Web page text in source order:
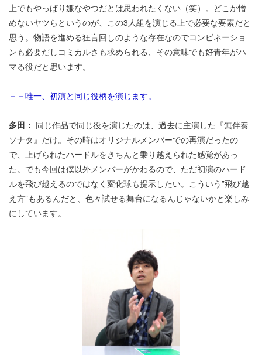
上でもやっぱり嫌なやつだとは思われたくない（笑）。どこか憎
めないヤツらというのが、この3人組を演じる上で必要な要素だと
思う。物語を進める狂言回しのような存在なのでコンビネーショ
ンも必要だしコミカルさも求められる、その意味でも好青年がハ
マる役だと思います。
－－唯一、初演と同じ役柄を演じます。
多田： 同じ作品で同じ役を演じたのは、過去に主演した『無伴奏
ソナタ』だけ。その時はオリジナルメンバーでの再演だったの
で、上げられたハードルをきちんと乗り越えられた感覚があっ
た。でも今回は僕以外メンバーがかわるので、ただ初演のハード
ルを飛び越えるのではなく変化球も提示したい。こういう”飛び越
え方”もあるんだと、色々試せる舞台になるんじゃないかと楽しみ
にしています。